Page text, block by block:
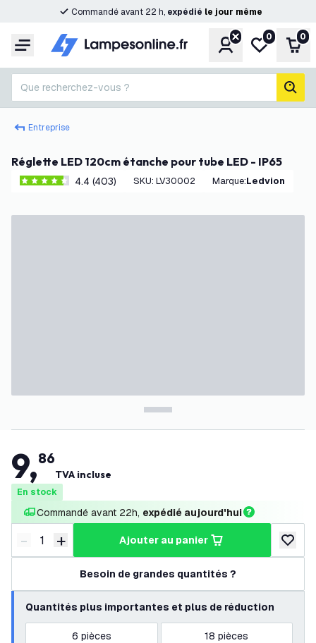
Commandé avant 22 h, expédié le jour même
Menu CompteMa liste de
0 0
Que recherchez-vous ?
Entreprise
Réglette LED 120cm étanche pour tube LED - IP65
4.4 étoiles de notation
4.4 (403) SKU: LV30002 Marque: Ledvion
9,86
TVA incluse
En stock
Commandé avant 22h, expédié aujourd'hui
Diminuer la quantité
- Augmenter la quantité
+ ajouter au panier
Besoin de grandes quantités ?
Quantités plus importantes et plus de réduction
6 pièces
18 pièces